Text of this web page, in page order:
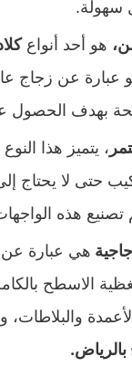
سهولة.
هو أحد أنواع
عبارة عن زجاج
بهدف الحصول
، يتميز هذا
حتى لا يحتاج
تصنيع هذه
هي عبارة
الاسطح
بالرياض.